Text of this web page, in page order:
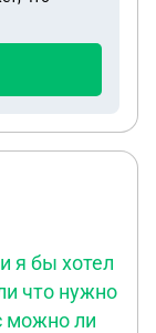
я бы хотел
что нужно
можно ли